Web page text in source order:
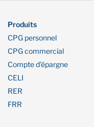
Produits
CPG personnel
CPG commercial
Compte d’épargne
CELI
RER
FRR